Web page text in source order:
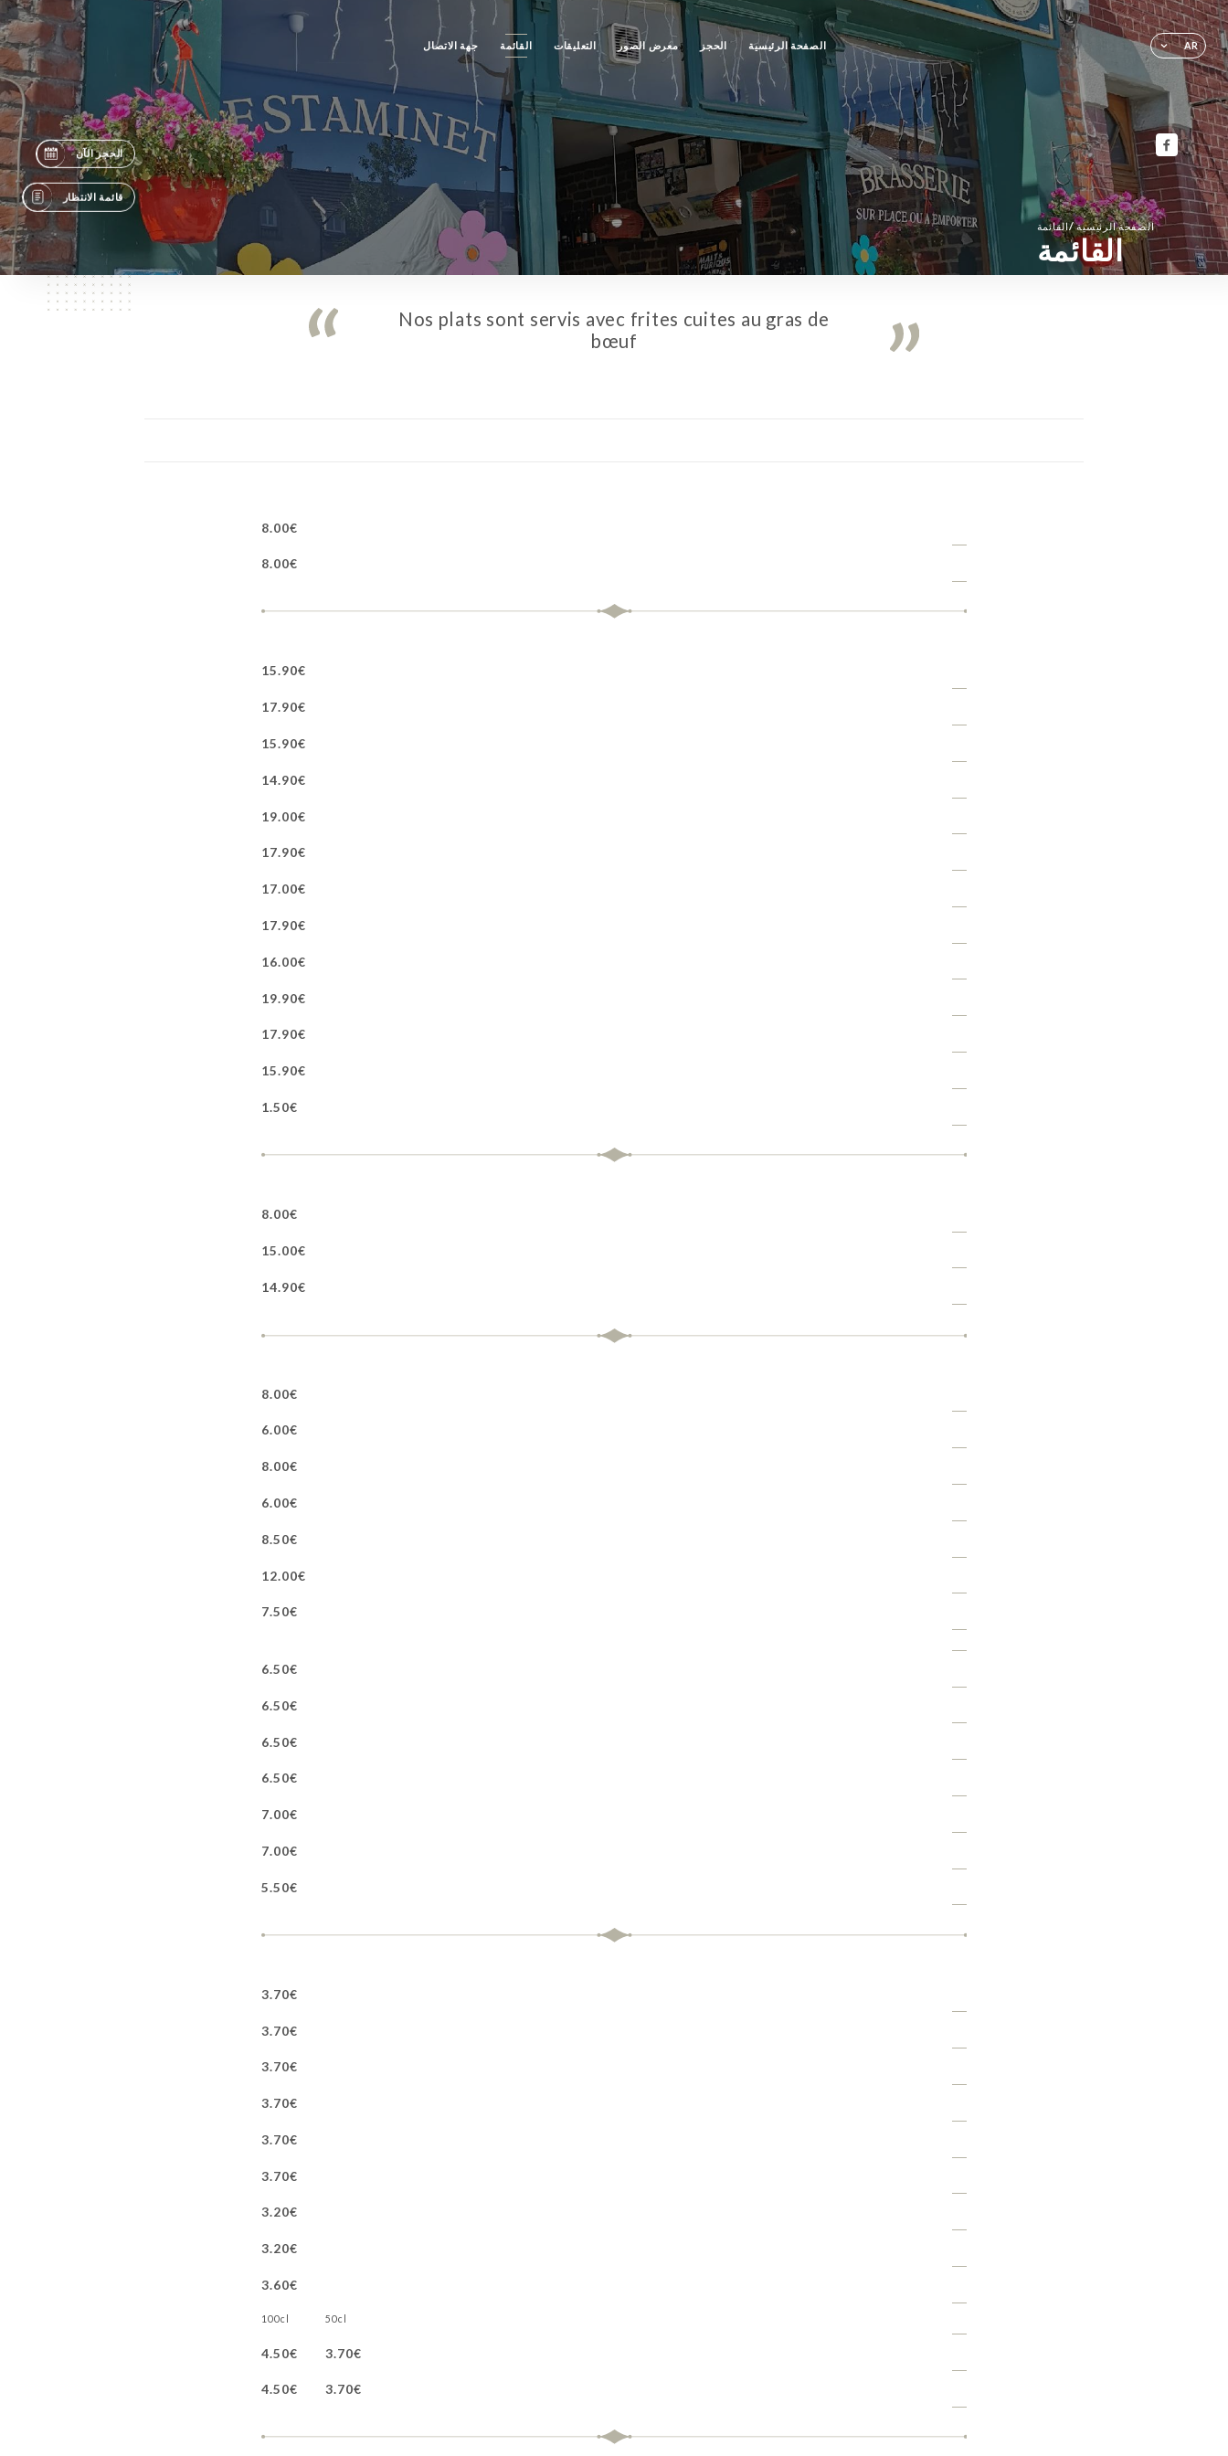
AR الصفحة الرئيسية الحجز معرض الصور التعليقات القائمة جهة الاتصال
الحجز الآن
قائمة الانتظار
الصفحة الرئيسية/القائمة
القائمة
Nos plats sont servis avec frites cuites au gras de
bœuf
8.00€
8.00€
15.90€
17.90€
15.90€
14.90€
19.00€
17.90€
17.00€
17.90€
16.00€
19.90€
17.90€
15.90€
1.50€
8.00€
15.00€
14.90€
8.00€
6.00€
8.00€
6.00€
8.50€
12.00€
7.50€
6.50€
6.50€
6.50€
6.50€
7.00€
7.00€
5.50€
3.70€
3.70€
3.70€
3.70€
3.70€
3.70€
3.20€
3.20€
3.60€
50cl
100cl
3.70€
4.50€
3.70€
4.50€